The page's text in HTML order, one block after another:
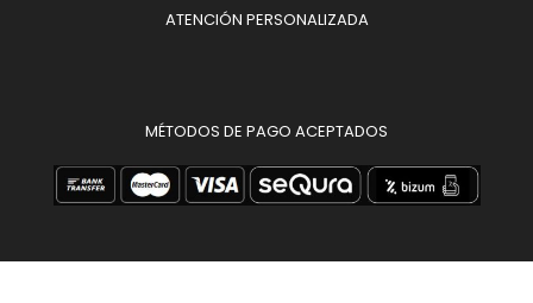
ATENCIÓN PERSONALIZADA
MÉTODOS DE PAGO ACEPTADOS